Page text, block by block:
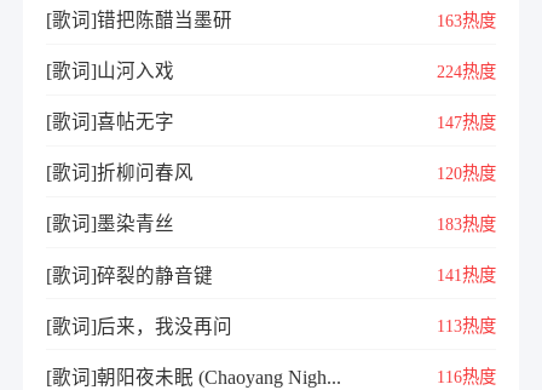
[歌词]错把陈醋当墨研 163热度
[歌词]山河入戏 224热度
[歌词]喜帖无字 147热度
[歌词]折柳问春风 120热度
[歌词]墨染青丝 183热度
[歌词]碎裂的静音键 141热度
[歌词]后来，我没再问 113热度
[歌词]朝阳夜未眠 (Chaoyang Nigh... 116热度